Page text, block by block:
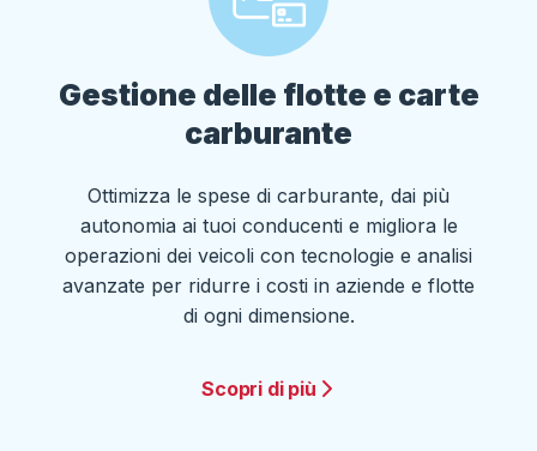
Gestione delle flotte e carte
carburante
Ottimizza le spese di carburante, dai più
autonomia ai tuoi conducenti e migliora le
operazioni dei veicoli con tecnologie e analisi
avanzate per ridurre i costi in aziende e flotte
di ogni dimensione.
Scopri di più